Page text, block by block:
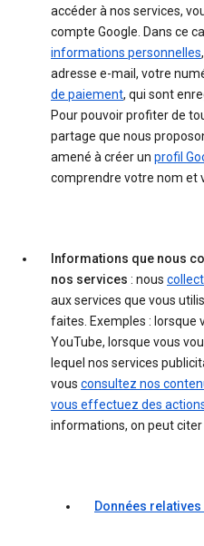
accéder à nos services,
compte Google. Dans ce
informations personnelles
adresse e-mail, votre
de paiement, qui sont
Pour pouvoir profiter de
partage que nous
amené à créer un profil
comprendre votre nom et
Informations que nous
nos services : nous
aux services que vous
faites. Exemples : lorsque
YouTube, lorsque vous
lequel nos services
vous consultez nos
vous effectuez des
informations, on peut citer
Données